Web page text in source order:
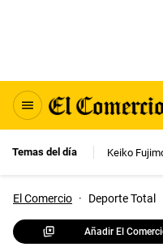
Temas del día Keiko
El Comercio · Deporte Total
Añadir El